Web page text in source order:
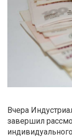
Вчера
завершил